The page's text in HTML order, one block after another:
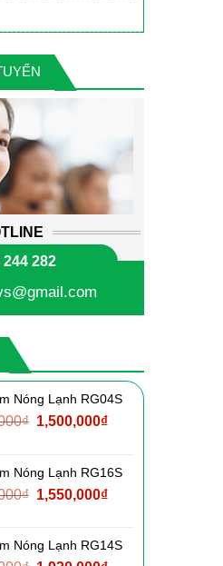
244 282
Nóng Lạnh RG04S
₫ Giá
2,140,000₫.
1,500,000₫Giá
là:
1,500,000₫.
Nóng Lạnh RG16S
₫ Giá
2,220,000₫.
1,550,000₫Giá
là:
Nóng Lạnh RG14S